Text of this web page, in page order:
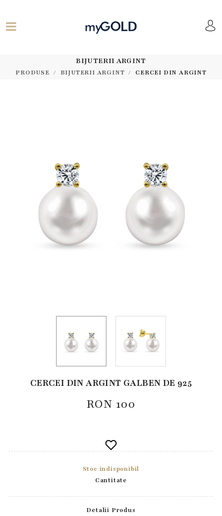
BIJUTERII ARGINT
PRODUSE BIJUTERII ARGINT CERCEI DIN ARGINT
CERCEI DIN ARGINT GALBEN DE 925
RON 100
Stoc indisponibil
Cantitate
Detalii Produs